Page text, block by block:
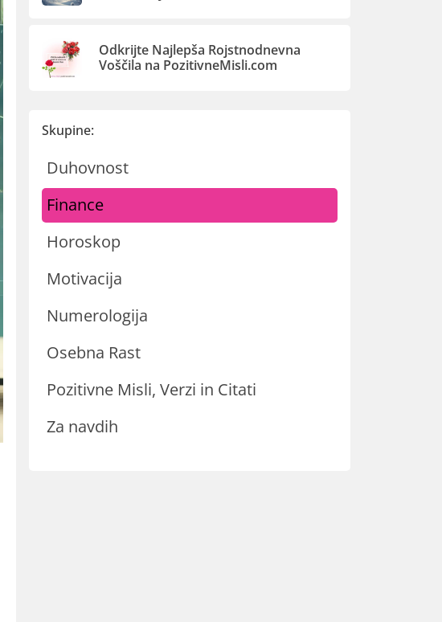
Odkrijte Najlepša Rojstnodnevna
Voščila na PozitivneMisli.com
Skupine:
Duhovnost
Finance
Horoskop
Motivacija
Numerologija
Osebna Rast
Pozitivne Misli, Verzi in Citati
Za navdih